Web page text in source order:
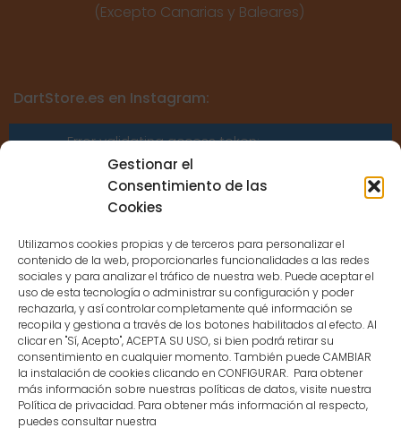
Gestionar el
Consentimiento de las
Cookies
Utilizamos cookies propias y de terceros para personalizar el
contenido de la web, proporcionarles funcionalidades a las redes
sociales y para analizar el tráfico de nuestra web. Puede aceptar el
uso de esta tecnología o administrar su configuración y poder
rechazarla, y así controlar completamente qué información se
recopila y gestiona a través de los botones habilitados al efecto. Al
clicar en "Sí, Acepto", ACEPTA SU USO, si bien podrá retirar su
consentimiento en cualquier momento. También puede CAMBIAR
la instalación de cookies clicando en CONFIGURAR. Para obtener
más información sobre nuestras políticas de datos, visite nuestra
Política de privacidad. Para obtener más información al respecto,
puedes consultar nuestra
(Excepto Canarias y Baleares)
DartStore.es en Instagram:
Error validating access token:
Sessions for the user are not allowed
because the user is not a confirmed
CONTACTO
MENÚ PRINCIPAL
MI CUENTA